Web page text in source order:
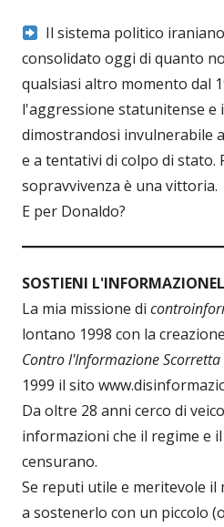
Il sistema politico
consolidato oggi di quanto
qualsiasi altro momento dal
l'aggressione statunitense e
dimostrandosi invulnerabile
e a tentativi di colpo di stato.
sopravvivenza è una vittoria.
E per Donaldo?
SOSTIENI L'INFORMAZIONE
La mia missione di
lontano 1998 con la
Contro l'Informazione Scorretta
1999 il sito
Da oltre 28 anni cerco di
informazioni che il regime e
censurano.
Se reputi utile e meritevole
a sostenerlo con un piccolo